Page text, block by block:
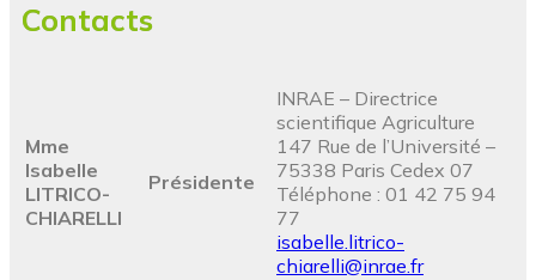
Contacts
Mme
Isabelle
LITRICO-
CHIARELLI
Présidente
INRAE – Directrice
scientifique Agriculture
147 Rue de l’Université –
75338 Paris Cedex 07
Téléphone : 01 42 75 94
77
isabelle.litrico-
chiarelli@inrae.fr